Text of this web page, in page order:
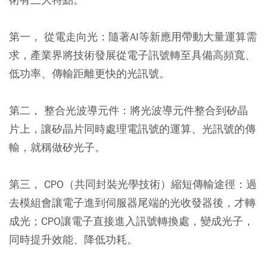
第一， 從電走向光： 隨著AI等新應用帶動大量運算需
求，產業界將技術發展從電子訊號轉至具備高頻寬、
低功率、傳輸距離更快的光訊號。
第二， 整合光波導元件 ：將光波導元件整合到矽晶
片上，讓矽晶片同時處理電訊號的運算、光訊號的傳
輸，就稱做矽光子。
第三， CPO（共同封裝光學技術）縮短傳輸途徑 ：過
去模組會讓電子進到伺服器尾端的光收發器後，才轉
成光；CPO讓電子直接進入訊號轉換處，變成光子，
同時提升效能、降低功耗。